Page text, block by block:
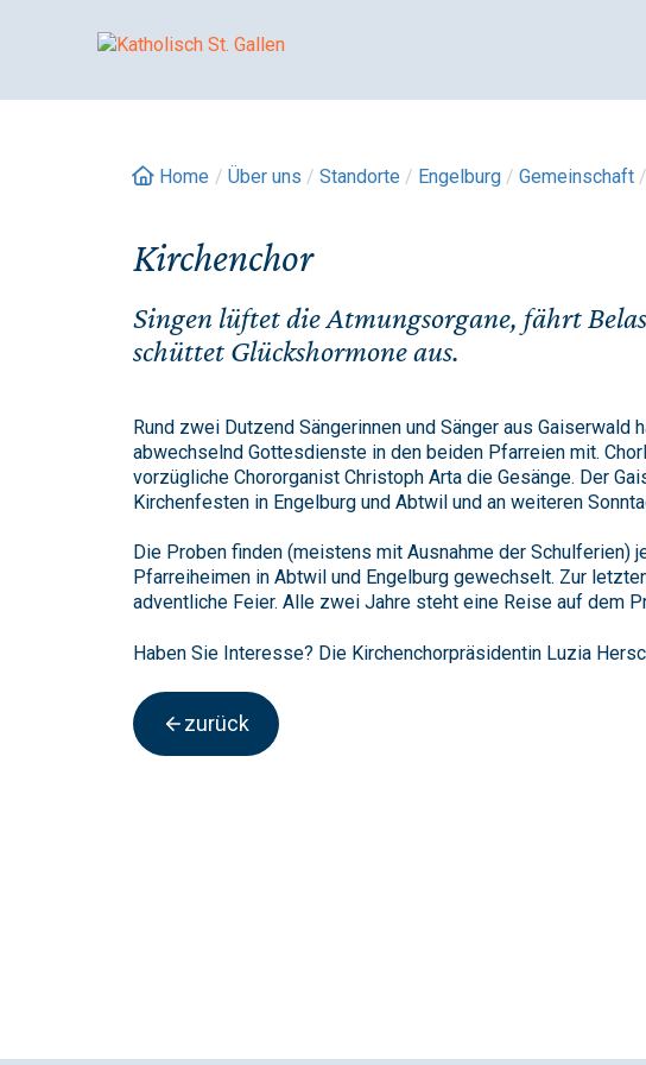
Home / Über uns / Standorte / Engelburg / Gemeinschaft /
Kirchenchor
Singen lüftet die Atmungsorgane, fährt
schüttet Glückshormone aus.
Rund zwei Dutzend Sängerinnen und Sänger aus
abwechselnd Gottesdienste in den beiden Pfarreien mit.
vorzügliche Chororganist Christoph Arta die Gesänge. Der
Kirchenfesten in Engelburg und Abtwil und an weiteren
Die Proben finden (meistens mit Ausnahme der
Pfarreiheimen in Abtwil und Engelburg gewechselt. Zur
adventliche Feier. Alle zwei Jahre steht eine Reise auf dem
Haben Sie Interesse? Die Kirchenchorpräsidentin Luzia
zurück